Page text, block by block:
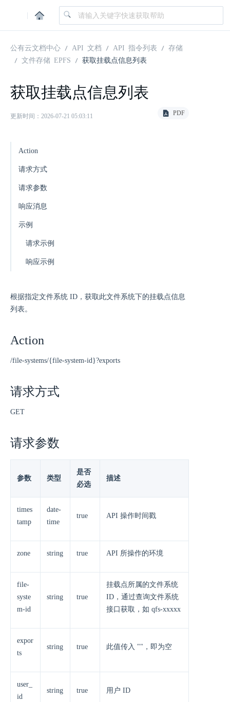
|
公有云文档中心 API 文档 API 指令列表
存储
文件存储 EPFS
获取挂载点信息列表
获取挂载点信息列表
更新时间：2026-07-21 05:03:11 PDF
Action
请求方式
请求参数
响应消息
示例
请求示例
响应示例
根据指定文件系统 ID，获取此文件系统下的挂载点信息
列表。
Action
/file-systems/{file-system-id}?exports
请求方式
GET
请求参数
参数 类型
是否
必选
描述
times
tamp
date-
time
true API 操作时间戳
zone string true API 所操作的环境
file-
syste
m-id
string true
挂载点所属的文件系统
ID，通过查询文件系统
接口获取，如 qfs-xxxxx
expor
ts
string true 此值传入 ""，即为空
user_
id
string true 用户 ID